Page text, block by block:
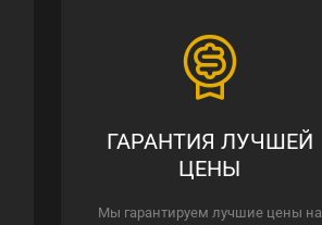
ГАРАНТИЯ ЛУЧШЕЙ
ЦЕНЫ
Мы гарантируем лучшие цены на